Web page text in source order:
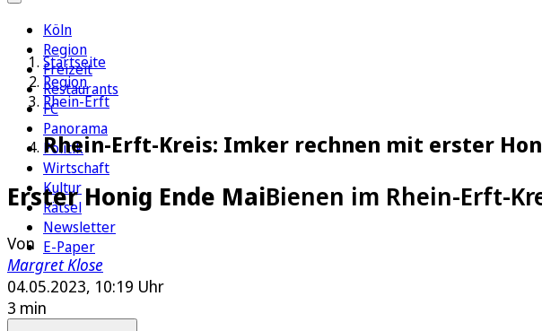
Köln
Region
Freizeit
Restaurants
FC
Panorama
Politik
Wirtschaft
Kultur
Rätsel
Newsletter
E-Paper
Startseite
Region
Rhein-Erft
Rhein-Erft-Kreis: Imker rechnen mit erster
Erster Honig Ende MaiBienen im Rhein-Erft-
Von
Margret Klose
04.05.2023, 10:19 Uhr
3 min